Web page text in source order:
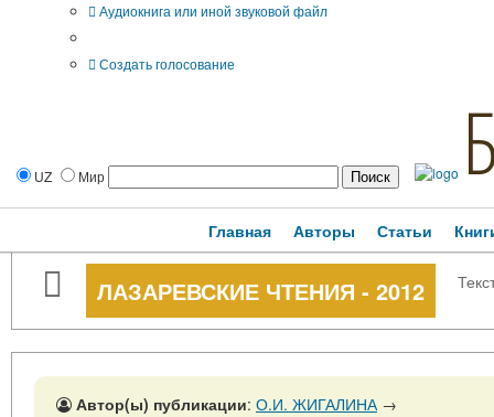
Аудиокнига или иной звуковой файл
Создать голосование
UZ Мир
Главная Авторы Статьи
ЛАЗАРЕВСКИЕ ЧТЕНИЯ - 2012
Автор(ы) публикации: О.И. ЖИГАЛИНА→